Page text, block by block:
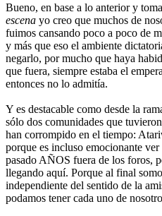
Bueno, en base a lo anterior y
escena yo creo que muchos de
fuimos cansando poco a poco de
y más que eso el ambiente
negarlo, por mucho que haya
que fuera, siempre estaba el
entonces no lo admitía.
Y es destacable como desde la
sólo dos comunidades que
han corrompido en el tiempo:
porque es incluso emocionante
pasado AÑOS fuera de los foros,
llegando aquí. Porque al final
independiente del sentido de la
podamos tener cada uno de